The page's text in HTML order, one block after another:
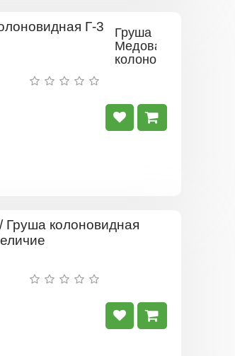
Груша
Медовая
колоновидная